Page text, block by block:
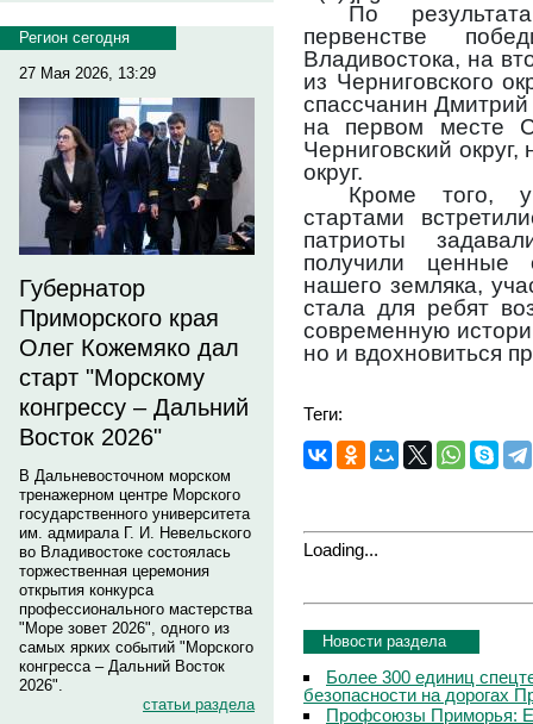
Регион сегодня
27 Мая 2026, 13:29
Губернатор
Приморского края
Олег Кожемяко дал
старт "Морскому
конгрессу – Дальний
Восток 2026"
В Дальневосточном морском
тренажерном центре Морского
государственного университета
им. адмирала Г. И. Невельского
во Владивостоке состоялась
торжественная церемония
открытия конкурса
профессионального мастерства
"Море зовет 2026", одного из
самых ярких событий "Морского
конгресса – Дальний Восток
2026".
статьи раздела
По
первенстве
Владивостока, на
из Черниговского
спассчанин
на первом месте
Черниговский
округ.
Кроме того,
стартами
патриоты
получили ценные
нашего земляка,
стала для ребят
современную
но и вдохновиться
Теги:
Loading...
Новости раздела
Более 300 единиц
безопасности на дорогах
Профсоюзы Приморья: